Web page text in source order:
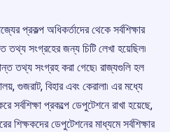
প্রকল্প অধিকর্তাদের থেকে সর্বশিক্ষার
তথ্য সংগ্রহের জন্য চিটি লেখা হয়েছিল৷
তথ্য সংগ্রহ করা গেছে৷ রাজ্যগুলি হল
গুজরাট, বিহার এবং কেরালা৷ এর মধ্যে
সর্বশিক্ষা প্রকল্পে ডেপুটেশনে রাখা হয়েছে,
শিক্ষকদের ডেপুটেশনের মাধ্যমে সর্বশিক্ষার